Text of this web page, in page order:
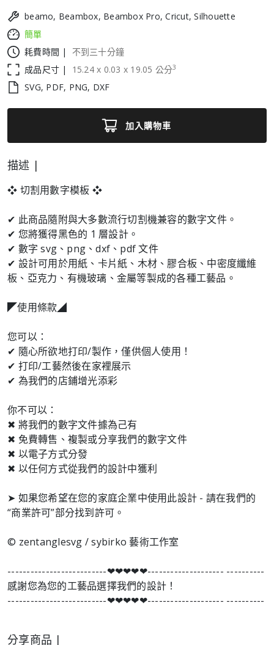
beamo, Beambox, Beambox Pro, Cricut, Silhouette
簡單
耗費時間 |
不到三十分鐘
成品尺寸 |
15.24x 0.03 x 19.05 公分3
SVG, PDF, PNG, DXF
加入購物車
描述 |
❖ 切割用數字模板 ❖
✔ 此商品隨附與大多數流行切割機兼容的數字文件。
✔ 您將獲得黑色的 1 層設計。
✔ 數字 svg、png、dxf、pdf 文件
✔ 設計可用於用紙、卡片紙、木材、膠合板、中密度纖維
板、亞克力、有機玻璃、金屬等製成的各種工藝品。
◤使用條款◢
您可以：
✔ 隨心所欲地打印/製作，僅供個人使用！
✔ 打印/工藝然後在家裡展示
✔ 為我們的店鋪增光添彩
你不可以：
✖ 將我們的數字文件據為己有
✖ 免費轉售、複製或分享我們的數字文件
✖ 以電子方式分發
✖ 以任何方式從我們的設計中獲利
➤ 如果您希望在您的家庭企業中使用此設計 - 請在我們的
“商業許可”部分找到許可。
© zentanglesvg / sybirko 藝術工作室
--------------------------❤︎❤︎❤︎❤︎❤︎-------------------- ----------
感謝您為您的工藝品選擇我們的設計！
--------------------------❤︎❤︎❤︎❤︎❤︎-------------------- ----------
分享商品 |